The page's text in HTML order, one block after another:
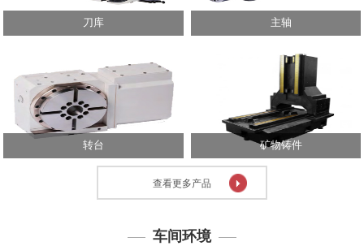
技
术
中
心
刀库 主轴
转台 矿物铸件
查看更多产品
车间环境